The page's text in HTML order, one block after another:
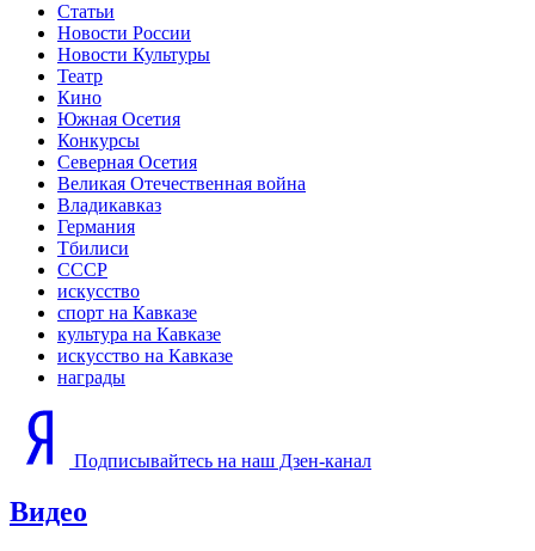
Статьи
Новости России
Новости Культуры
Театр
Кино
Южная Осетия
Конкурсы
Северная Осетия
Великая Отечественная война
Владикавказ
Германия
Тбилиси
СССР
искусство
спорт на Кавказе
культура на Кавказе
искусство на Кавказе
награды
Подписывайтесь на наш Дзен-канал
Видео